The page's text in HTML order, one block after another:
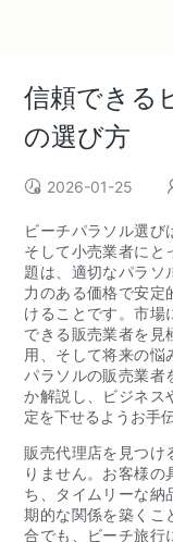
信頼できる
の選び方
2026-01-25
ビーチパラソル選び
そして小売業者にと
題は、適切なパラソ
力のある価格で安定
けることです。市場
できる販売業者を見
用、そして将来の悩
パラソルの販売業者
か解説し、ビジネス
定を下せるようお手
販売代理店を見つけ
りません。お客様
ち、タイムリーな納
期的な関係を築くこ
合でも、ビーチ旅行